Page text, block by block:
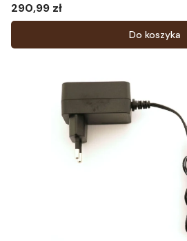
Cena
290,99 zł
Do koszyka